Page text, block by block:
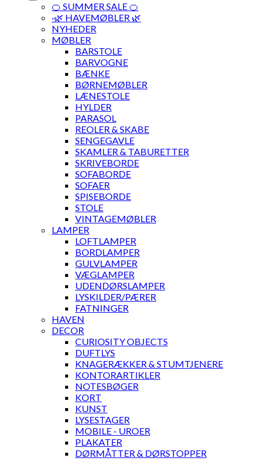
🍊 SUMMER SALE 🍊
·🌿 HAVEMØBLER 🌿
NYHEDER
MØBLER
BARSTOLE
BARVOGNE
BÆNKE
BØRNEMØBLER
LÆNESTOLE
HYLDER
PARASOL
REOLER & SKABE
SENGEGAVLE
SKAMLER & TABURETTER
SKRIVEBORDE
SOFABORDE
SOFAER
SPISEBORDE
STOLE
VINTAGEMØBLER
LAMPER
LOFTLAMPER
BORDLAMPER
GULVLAMPER
VÆGLAMPER
UDENDØRSLAMPER
LYSKILDER/PÆRER
FATNINGER
HAVEN
DECOR
CURIOSITY OBJECTS
DUFTLYS
KNAGERÆKKER & STUMTJENERE
KONTORARTIKLER
NOTESBØGER
KORT
KUNST
LYSESTAGER
MOBILE - UROER
PLAKATER
DØRMÅTTER & DØRSTOPPER